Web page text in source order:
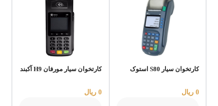
کارتخوان سیار مورفان H9 آکبند
0 ریال
کارتخوان سیار S80 استوک
0 ریال